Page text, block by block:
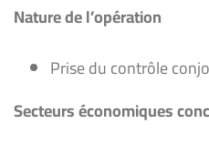
Naturede l’opération
Prise du contrôle
Secteurs économiques